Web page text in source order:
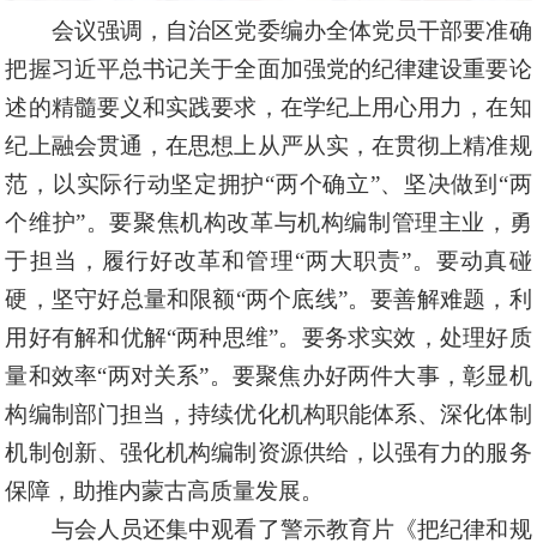
会议强调，自治区党委编办全体党员干部要准确
把握习近平总书记关于全面加强党的纪律建设重要论
述的精髓要义和实践要求，在学纪上用心用力，在知
纪上融会贯通，在思想上从严从实，在贯彻上精准规
范，以实际行动坚定拥护“两个确立”、坚决做到“两
个维护”。要聚焦机构改革与机构编制管理主业，勇
于担当，履行好改革和管理“两大职责”。要动真碰
硬，坚守好总量和限额“两个底线”。要善解难题，利
用好有解和优解“两种思维”。要务求实效，处理好质
量和效率“两对关系”。要聚焦办好两件大事，彰显机
构编制部门担当，持续优化机构职能体系、深化体制
机制创新、强化机构编制资源供给，以强有力的服务
保障，助推内蒙古高质量发展。
与会人员还集中观看了警示教育片《把纪律和规